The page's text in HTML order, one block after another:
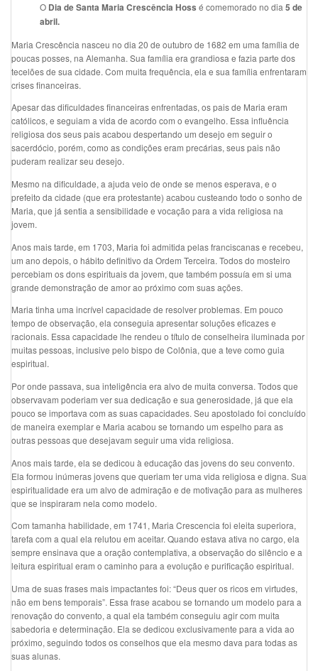
O Dia de Santa Maria Crescência Hoss é comemorado no dia 5 de
abril.
Maria Crescência nasceu no dia 20 de outubro de 1682 em uma família de
poucas posses, na Alemanha. Sua família era grandiosa e fazia parte dos
tecelões de sua cidade. Com muita frequência, ela e sua família enfrentaram
crises financeiras.
Apesar das dificuldades financeiras enfrentadas, os pais de Maria eram
católicos, e seguiam a vida de acordo com o evangelho. Essa influência
religiosa dos seus pais acabou despertando um desejo em seguir o
sacerdócio, porém, como as condições eram precárias, seus pais não
puderam realizar seu desejo.
Mesmo na dificuldade, a ajuda veio de onde se menos esperava, e o
prefeito da cidade (que era protestante) acabou custeando todo o sonho de
Maria, que já sentia a sensibilidade e vocação para a vida religiosa na
jovem.
Anos mais tarde, em 1703, Maria foi admitida pelas franciscanas e recebeu,
um ano depois, o hábito definitivo da Ordem Terceira. Todos do mosteiro
percebiam os dons espirituais da jovem, que também possuía em si uma
grande demonstração de amor ao próximo com suas ações.
Maria tinha uma incrível capacidade de resolver problemas. Em pouco
tempo de observação, ela conseguia apresentar soluções eficazes e
racionais. Essa capacidade lhe rendeu o título de conselheira iluminada por
muitas pessoas, inclusive pelo bispo de Colônia, que a teve como guia
espiritual.
Por onde passava, sua inteligência era alvo de muita conversa. Todos que
observavam poderiam ver sua dedicação e sua generosidade, já que ela
pouco se importava com as suas capacidades. Seu apostolado foi concluído
de maneira exemplar e Maria acabou se tornando um espelho para as
outras pessoas que desejavam seguir uma vida religiosa.
Anos mais tarde, ela se dedicou à educação das jovens do seu convento.
Ela formou inúmeras jovens que queriam ter uma vida religiosa e digna. Sua
espiritualidade era um alvo de admiração e de motivação para as mulheres
que se inspiraram nela como modelo.
Com tamanha habilidade, em 1741, Maria Crescencia foi eleita superiora,
tarefa com a qual ela relutou em aceitar. Quando estava ativa no cargo, ela
sempre ensinava que a oração contemplativa, a observação do silêncio e a
leitura espiritual eram o caminho para a evolução e purificação espiritual.
Uma de suas frases mais impactantes foi: “Deus quer os ricos em virtudes,
não em bens temporais”. Essa frase acabou se tornando um modelo para a
renovação do convento, a qual ela também conseguiu agir com muita
sabedoria e determinação. Ela se dedicou exclusivamente para a vida ao
próximo, seguindo todos os conselhos que ela mesmo dava para todas as
suas alunas.